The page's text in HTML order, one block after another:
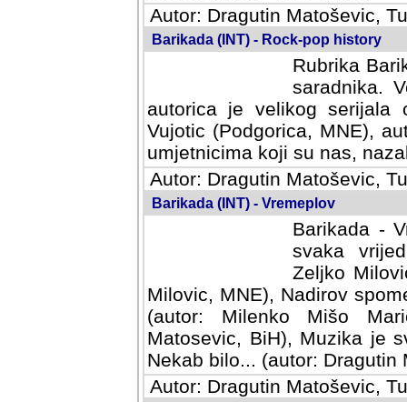
Autor: Dragutin Matoševic,
Barikada (INT) - Rock-pop history
Rubrika
saradnika.
autorica je velikog serijala
Vujotic (Podgorica, MNE),
umjetnicima koji su nas,
Autor: Dragutin Matoševic,
Barikada (INT) - Vremeplov
Barikada -
svaka
Milovic,
MNE), Nadirov spomenar
Milenko Mišo Maric, UK),
Muzika je svirala (autor:
(autor: Dragutin Matosevic,
Autor: Dragutin Matoševic,